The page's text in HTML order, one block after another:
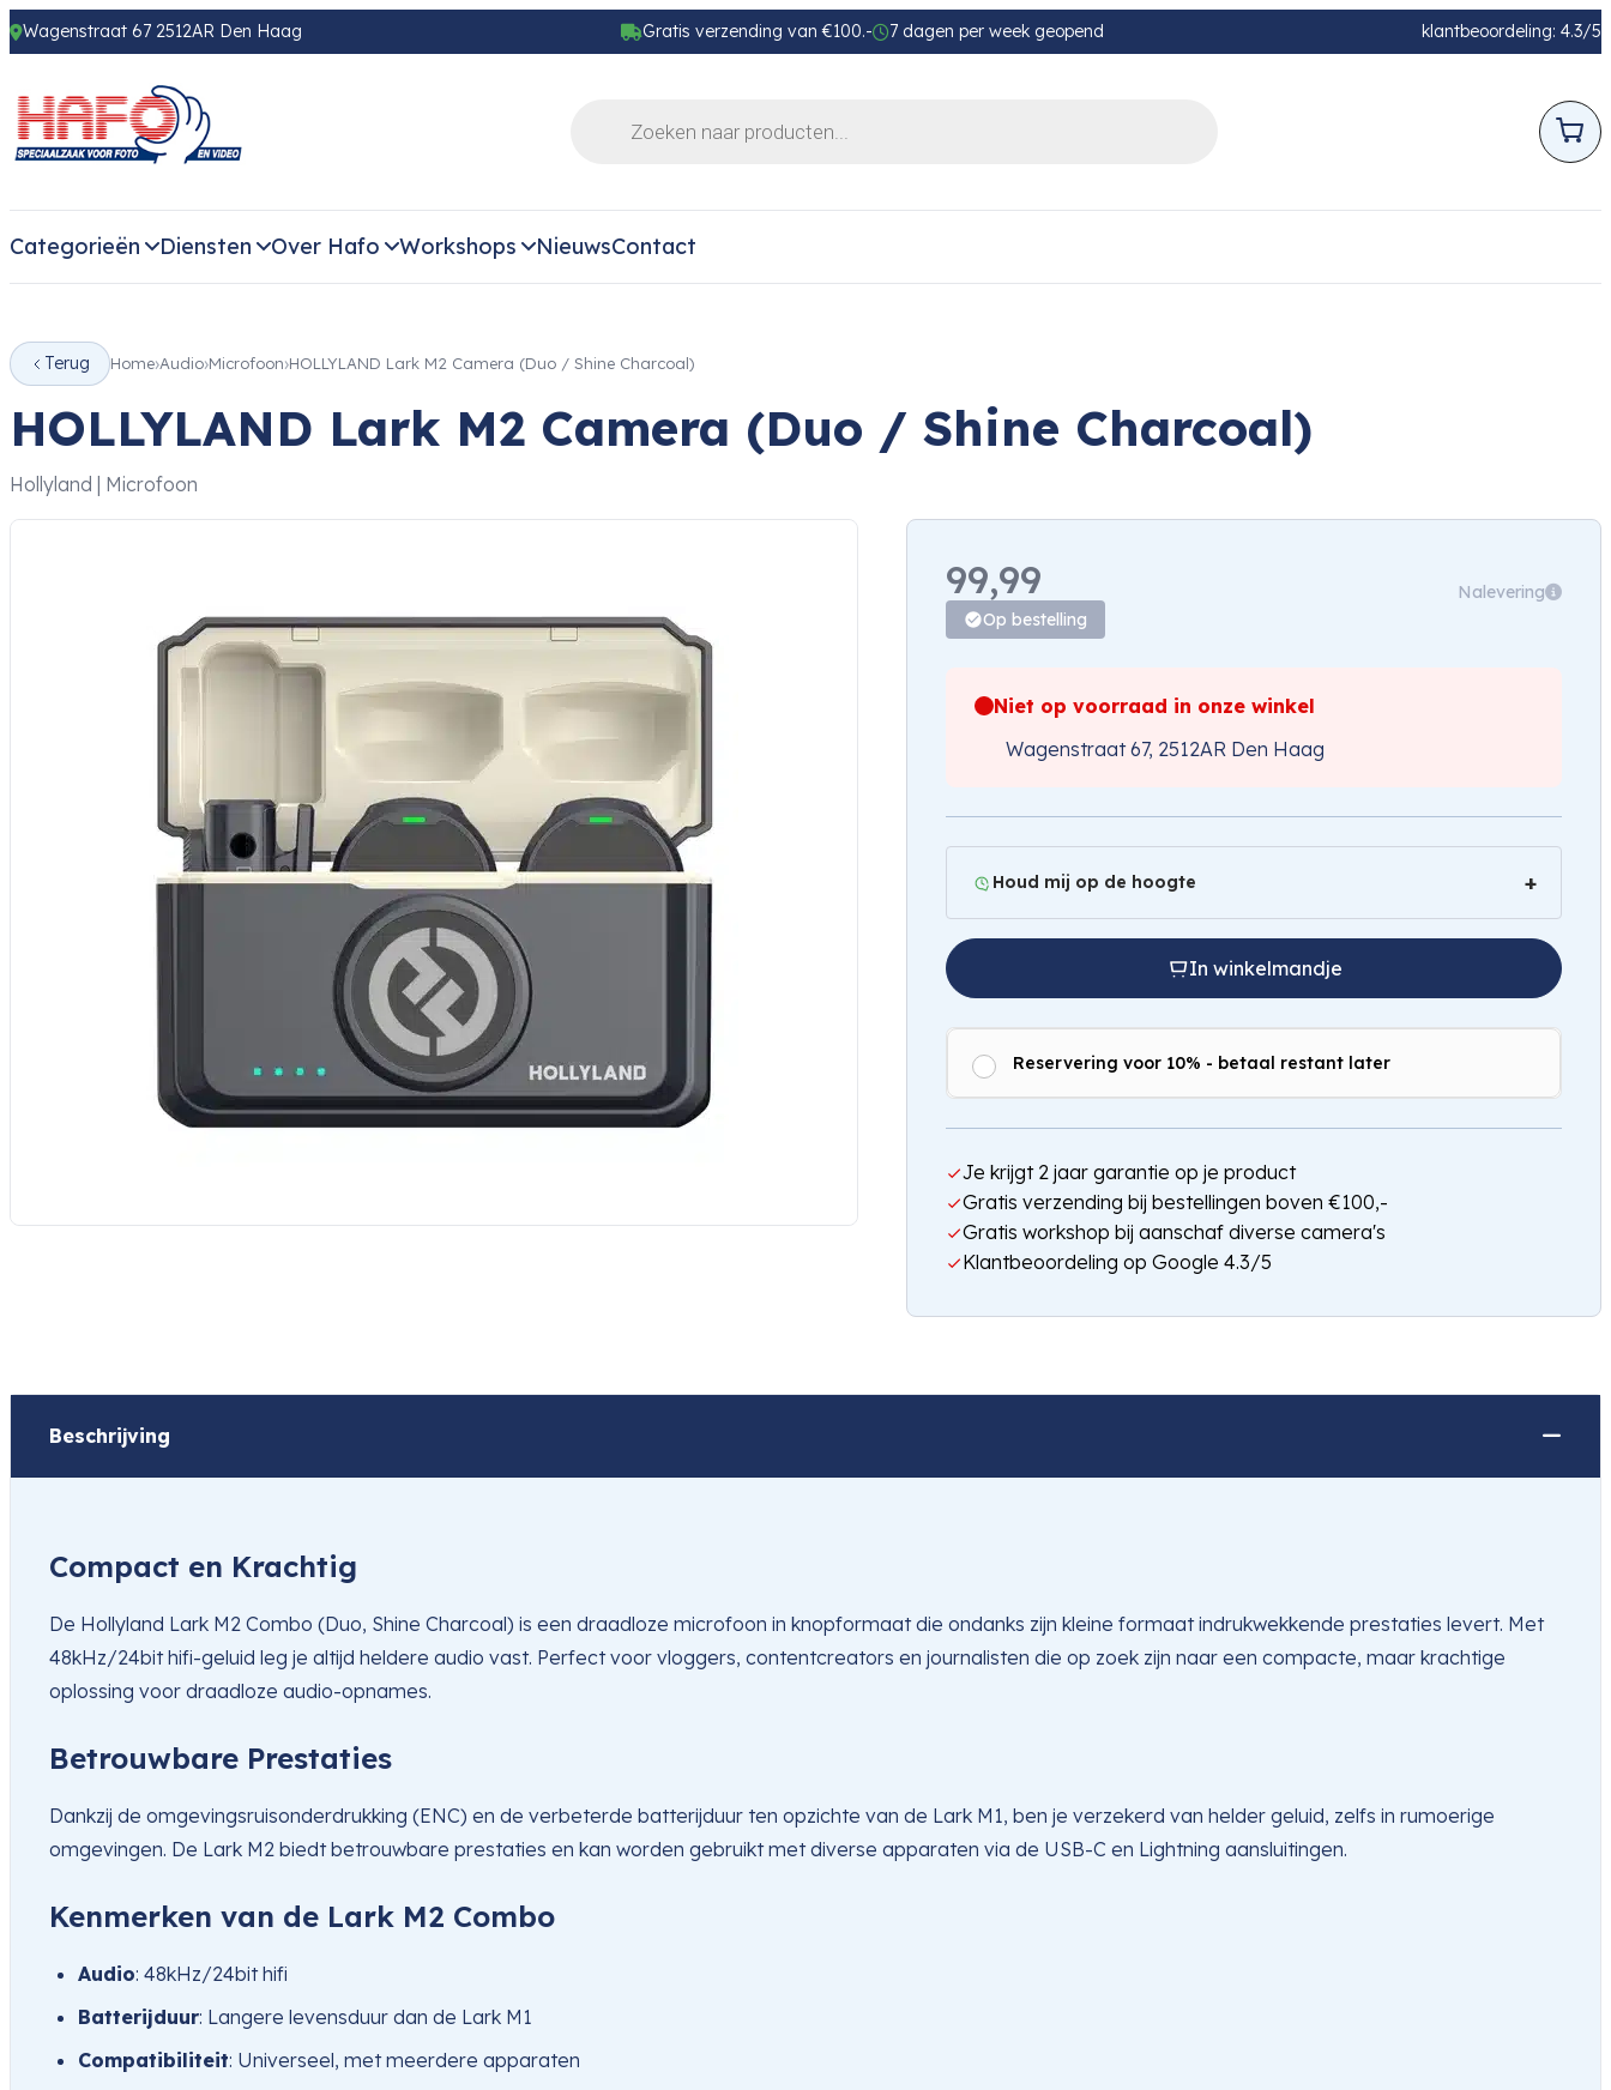
Wagenstraat 67 2512AR Den Haag Gratis verzending van €100.- 7 dagen per week geopend klantbeoordeling: 4.3/5
Categorieën Diensten Over Hafo Workshops NieuwsContact
Terug Home Audio Microfoon HOLLYLAND Lark M2 Camera (Duo / Shine Charcoal)
HOLLYLAND Lark M2 Camera (Duo / Shine Charcoal)
Hollyland | Microfoon
99,99
Nalevering
Op bestelling
Niet op voorraad in onze winkel
Wagenstraat 67, 2512AR Den Haag
Houd mij op de hoogte
In winkelmandje
Reservering voor 10% - betaal restant later
Je krijgt 2 jaar garantie op je product
Gratis verzending bij bestellingen boven €100,-
Gratis workshop bij aanschaf diverse camera's
Klantbeoordeling op Google 4.3/5
Beschrijving
Compact en Krachtig
De Hollyland Lark M2 Combo (Duo, Shine Charcoal) is een draadloze microfoon in knopformaat die ondanks zijn kleine formaat indrukwekkende prestaties levert. Met
48kHz/24bit hifi-geluid leg je altijd heldere audio vast. Perfect voor vloggers, contentcreators en journalisten die op zoek zijn naar een compacte, maar krachtige
oplossing voor draadloze audio-opnames.
Betrouwbare Prestaties
Dankzij de omgevingsruisonderdrukking (ENC) en de verbeterde batterijduur ten opzichte van de Lark M1, ben je verzekerd van helder geluid, zelfs in rumoerige
omgevingen. De Lark M2 biedt betrouwbare prestaties en kan worden gebruikt met diverse apparaten via de USB-C en Lightning aansluitingen.
Kenmerken van de Lark M2 Combo
Audio: 48kHz/24bit hifi
Batterijduur: Langere levensduur dan de Lark M1
Compatibiliteit: Universeel, met meerdere apparaten